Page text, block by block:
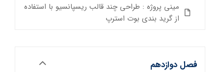
مینی پروژه : طراحی چند قالب ریسپانسیو با استفاده
از گرید بندی بوت استرپ
فصل دوازدهم